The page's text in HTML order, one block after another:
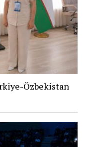
Özbekistan